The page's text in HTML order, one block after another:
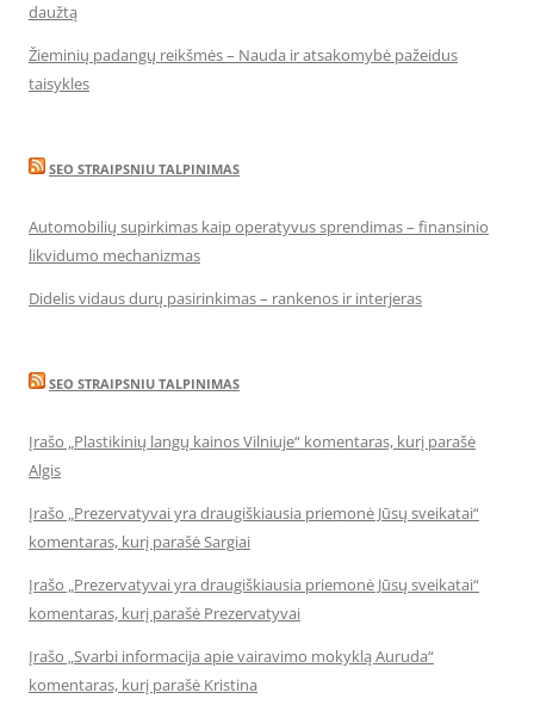
daužtą
Žieminių padangų reikšmės – Nauda ir atsakomybė pažeidus
taisykles
SEO STRAIPSNIU TALPINIMAS
Automobilių supirkimas kaip operatyvus sprendimas – finansinio
likvidumo mechanizmas
Didelis vidaus durų pasirinkimas – rankenos ir interjeras
SEO STRAIPSNIU TALPINIMAS
Įrašo „Plastikinių langų kainos Vilniuje“ komentaras, kurį parašė
Algis
Įrašo „Prezervatyvai yra draugiškiausia priemonė Jūsų sveikatai“
komentaras, kurį parašė Sargiai
Įrašo „Prezervatyvai yra draugiškiausia priemonė Jūsų sveikatai“
komentaras, kurį parašė Prezervatyvai
Įrašo „Svarbi informacija apie vairavimo mokyklą Auruda“
komentaras, kurį parašė Kristina